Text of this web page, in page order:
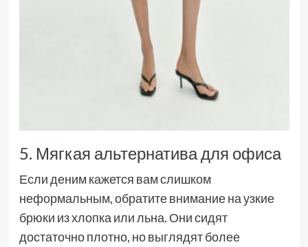
5. Мягкая альтернатива для офиса
Если деним кажется вам слишком
неформальным, обратите внимание на узкие
брюки из хлопка или льна. Они сидят
достаточно плотно, но выглядят более